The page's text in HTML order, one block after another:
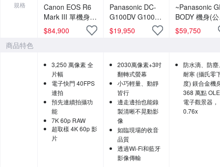
規格
Canon EOS R6
Mark III 單機身 +
RF 24-105mm
F4-7.1 IS STM
$84,900
Panasonic DC-
G100DV G100D
+ 12-32mm 鏡頭
+ DMW-SHGR2
$19,950
~Panasonic
BODY 機身(
貨)M43
$59,750
商品特色
3,250 萬像素 全
片幅
電子快門 40FPS
連拍
預先連續拍攝功
能
7K 60p RAW
超取樣 4K 60p 影
片
2030萬像素+3吋
翻轉式螢幕
小巧輕量、動靜
皆行
邊走邊拍也能錄
製清晰不晃動影
像
如臨現場的收音
品質
透過Wi-Fi和藍牙
影像傳輸
防水滴、防塵
耐寒 (攝氏零
度) 鎂合金機
368 萬點
電子觀景器，
0.76x